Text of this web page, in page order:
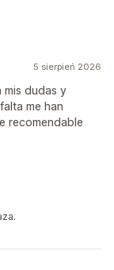
5 sierpień 2026
mis dudas y
me han
recomendable